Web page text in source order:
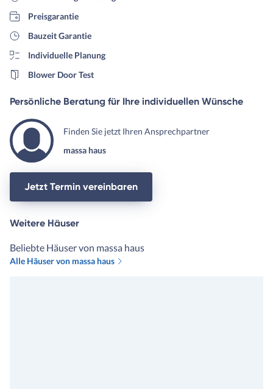
Preisgarantie
Bauzeit Garantie
Individuelle Planung
Blower Door Test
Persönliche Beratung für Ihre individuellen Wünsche
Finden Sie jetzt Ihren Ansprechpartner
massa haus
Jetzt Termin vereinbaren
Weitere Häuser
Beliebte Häuser von massa haus
Alle Häuser von massa haus